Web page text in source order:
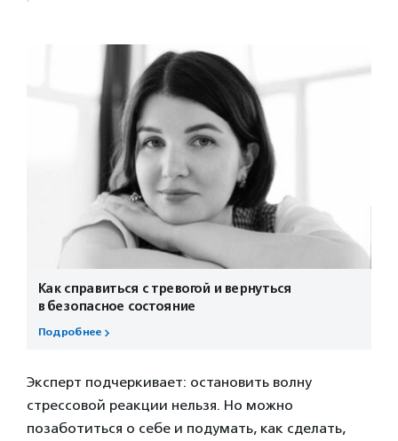
Как справиться с тревогой и вернуться
в безопасное состояние
Подробнее
Эксперт подчеркивает: остановить волну
стрессовой реакции нельзя. Но можно
позаботиться о себе и подумать, как сделать,